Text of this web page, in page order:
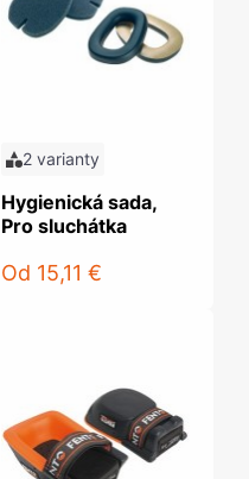
2 varianty
Hygienická sada,
Pro sluchátka
Od 15,11 €